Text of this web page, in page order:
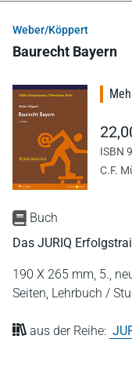
Weber/Köppert
Baurecht Bayern
Buch
Das JURIQ
190 X 265 mm, 5.,
Seiten, Lehrbuch /
aus der Reihe:
ISBN
C.F.